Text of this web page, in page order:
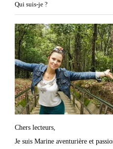
Qui suis-je ?
Chers lecteurs,
Je suis Marine aventurière et